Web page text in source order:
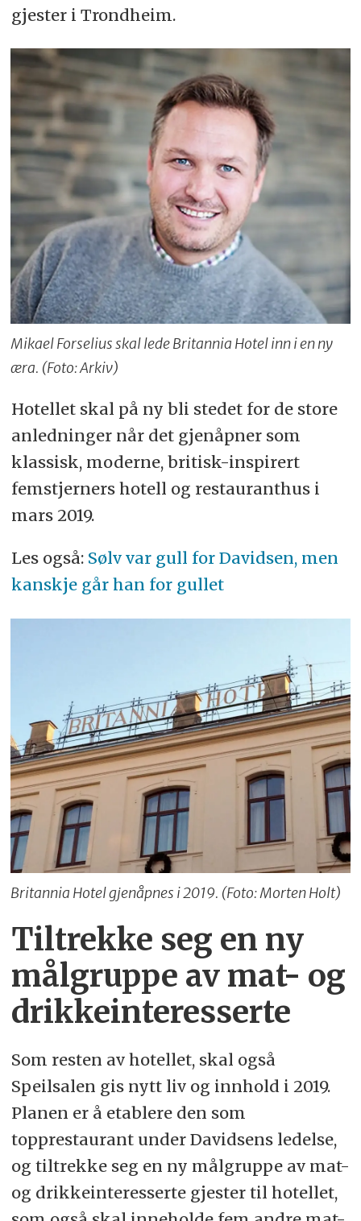
gjester i Trondheim.
Mikael Forselius skal lede Britannia Hotel inn i en ny
æra. (Foto: Arkiv)
Hotellet skal på ny bli stedet for de store
anledninger når det gjenåpner som
klassisk, moderne, britisk-inspirert
femstjerners hotell og restauranthus i
mars 2019.
Les også: Sølv var gull for Davidsen, men
kanskje går han for gullet
Britannia Hotel gjenåpnes i 2019. (Foto: Morten Holt)
Tiltrekke seg en ny
målgruppe av mat- og
drikkeinteresserte
Som resten av hotellet, skal også
Speilsalen gis nytt liv og innhold i 2019.
Planen er å etablere den som
topprestaurant under Davidsens ledelse,
og tiltrekke seg en ny målgruppe av mat-
og drikkeinteresserte gjester til hotellet,